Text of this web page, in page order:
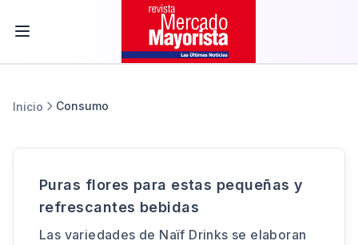
Inicio Consumo
Puras flores para estas pequeñas y
refrescantes bebidas
Las variedades de Naïf Drinks se elaboran